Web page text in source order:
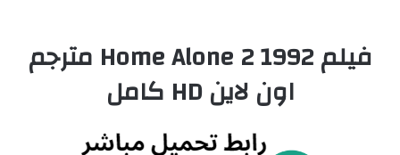
فيلم Home Alone 2 1992 مترجم
اون لاين HD كامل